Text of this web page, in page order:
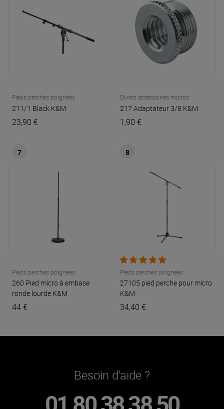
Pieds perches poignées
211/1 Black K&M
23,90 €
Divers accessoires micros
217 Adaptateur 3/8 K&M
1,90 €
7
Pieds perches poignées
260 Pied micro à embase
ronde lourde K&M
44 €
8
Pieds perches poignées
27105 pied perche pour micro
K&M
34,40 €
Besoin d'aide ?